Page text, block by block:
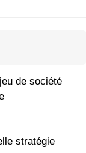
de société
stratégie